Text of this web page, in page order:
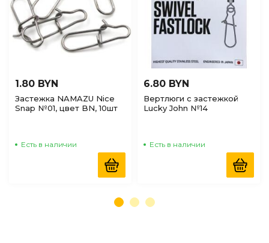
1.80 BYN
Застежка NAMAZU Nice
Snap №01, цвет BN, 10шт
Есть в наличии
6.80 BYN
Вертлюги c застежкой
Lucky John №14
Есть в наличии